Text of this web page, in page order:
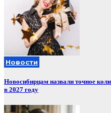
Новости
Новосибирцам назвали точное
в 2027 году